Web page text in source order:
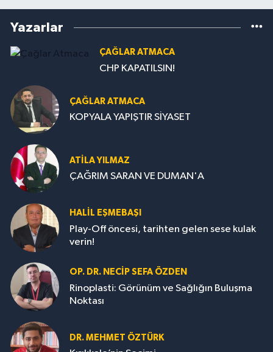
Yazarlar
ÇAĞLAR ATMACA
CHP KAPATILSIN!
ÇAĞLAR ATMACA
KOPYALA YAPIŞTIR SİYASET
ATILA YILMAZ
ÇAĞRIM SARAN VE DUMAN'A
HALIL EŞMEBAŞI
Play-Off öncesi, tarihten gelen sese kulak
verin!
OP. DR. NECIP SEFA ÖZDEN
Rinoplasti: Görünüm ve Sağlığın Buluşma
Noktası
DR. MEHMET ÖZTÜRK